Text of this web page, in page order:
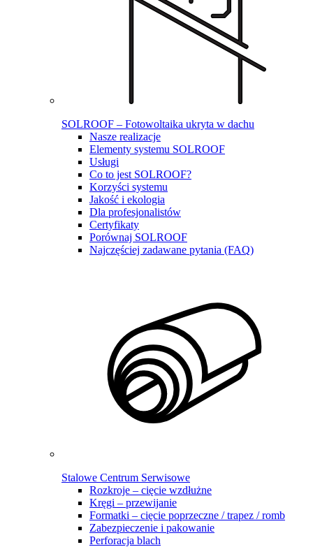
SOLROOF – Fotowoltaika ukryta w dachu
Nasze realizacje
Elementy systemu SOLROOF
Usługi
Co to jest SOLROOF?
Korzyści systemu
Jakość i ekologia
Dla profesjonalistów
Certyfikaty
Porównaj SOLROOF
Najczęściej zadawane pytania (FAQ)
Stalowe Centrum Serwisowe
Rozkroje – cięcie wzdłużne
Kręgi – przewijanie
Formatki – cięcie poprzeczne / trapez / romb
Zabezpieczenie i pakowanie
Perforacja blach